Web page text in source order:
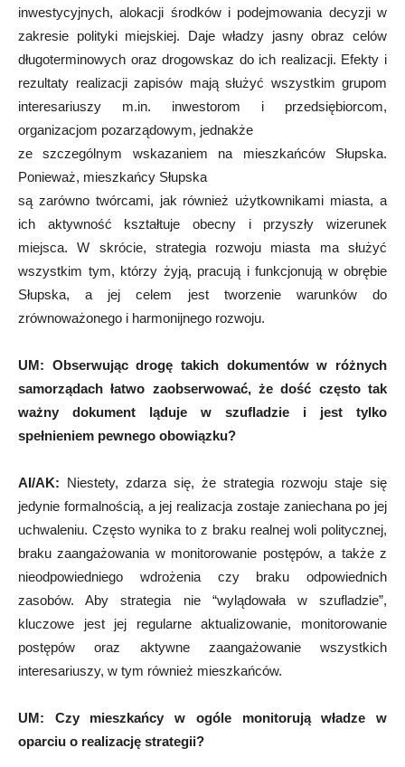
inwestycyjnych, alokacji środków i podejmowania decyzji w
zakresie polityki miejskiej. Daje władzy jasny obraz celów
długoterminowych oraz drogowskaz do ich realizacji. Efekty i
rezultaty realizacji zapisów mają służyć wszystkim grupom
interesariuszy m.in. inwestorom i przedsiębiorcom,
organizacjom pozarządowym, jednakże
ze szczególnym wskazaniem na mieszkańców Słupska.
Ponieważ, mieszkańcy Słupska
są zarówno twórcami, jak również użytkownikami miasta, a
ich aktywność kształtuje obecny i przyszły wizerunek
miejsca. W skrócie, strategia rozwoju miasta ma służyć
wszystkim tym, którzy żyją, pracują i funkcjonują w obrębie
Słupska, a jej celem jest tworzenie warunków do
zrównoważonego i harmonijnego rozwoju.
UM: Obserwując drogę takich dokumentów w różnych
samorządach łatwo zaobserwować, że dość często tak
ważny dokument ląduje w szufladzie i jest tylko
spełnieniem pewnego obowiązku?
AI/AK: Niestety, zdarza się, że strategia rozwoju staje się
jedynie formalnością, a jej realizacja zostaje zaniechana po jej
uchwaleniu. Często wynika to z braku realnej woli politycznej,
braku zaangażowania w monitorowanie postępów, a także z
nieodpowiedniego wdrożenia czy braku odpowiednich
zasobów. Aby strategia nie “wylądowała w szufladzie”,
kluczowe jest jej regularne aktualizowanie, monitorowanie
postępów oraz aktywne zaangażowanie wszystkich
interesariuszy, w tym również mieszkańców.
UM: Czy mieszkańcy w ogóle monitorują władze w
oparciu o realizację strategii?